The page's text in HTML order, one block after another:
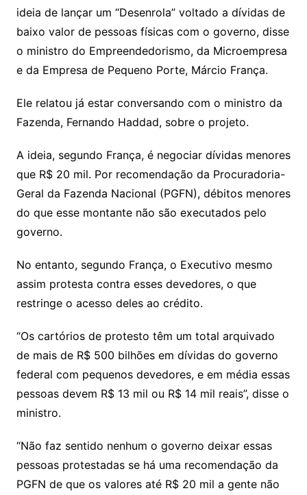
Li
n
k
A
p
p
a
m
dI
n
e
Cl
a
s
sr
o
m
n
s
a
g
o
k.
c
m
p
e
o
o
M
l
a
d
s
l
e
ideia de lançar um “Desenrola” voltado a dívidas de
baixo valor de pessoas físicas com o governo, disse
o ministro do Empreendedorismo, da Microempresa
e da Empresa de Pequeno Porte, Márcio França.
Ele relatou já estar conversando com o ministro da
Fazenda, Fernando Haddad, sobre o projeto.
A ideia, segundo França, é negociar dívidas menores
que R$ 20 mil. Por recomendação da Procuradoria-
Geral da Fazenda Nacional (PGFN), débitos menores
do que esse montante não são executados pelo
governo.
No entanto, segundo França, o Executivo mesmo
assim protesta contra esses devedores, o que
restringe o acesso deles ao crédito.
“Os cartórios de protesto têm um total arquivado
de mais de R$ 500 bilhões em dívidas do governo
federal com pequenos devedores, e em média essas
pessoas devem R$ 13 mil ou R$ 14 mil reais”, disse o
ministro.
“Não faz sentido nenhum o governo deixar essas
pessoas protestadas se há uma recomendação da
PGFN de que os valores até R$ 20 mil a gente não